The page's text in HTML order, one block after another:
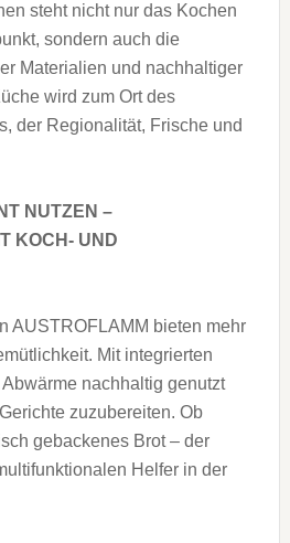
steht nicht nur das Kochen
sondern auch die
Materialien und nachhaltiger
wird zum Ort des
der Regionalität, Frische und
NUTZEN –
KOCH- UND
AUSTROFLAMM bieten mehr
Mit integrierten
nachhaltig genutzt
zuzubereiten. Ob
gebackenes Brot – der
Helfer in der